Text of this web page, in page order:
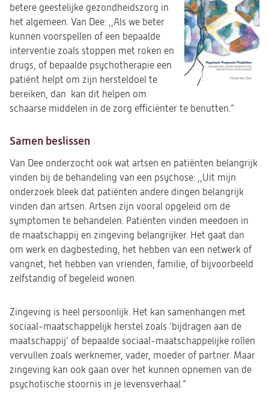
in
een
nieuwe
tab)
betere geestelijke gezondheidszorg in
het algemeen. Van Dee: ,,Als we beter
kunnen voorspellen of een bepaalde
interventie zoals stoppen met roken en
drugs, of bepaalde psychotherapie een
patiënt helpt om zijn hersteldoel te
bereiken, dan kan dit helpen om
schaarse middelen in de zorg efficiënter te benutten.”
Samen beslissen
Van Dee onderzocht ook wat artsen en patiënten belangrijk
vinden bij de behandeling van een psychose: ,,Uit mijn
onderzoek bleek dat patiënten andere dingen belangrijk
vinden dan artsen. Artsen zijn vooral opgeleid om de
symptomen te behandelen. Patiënten vinden meedoen in
de maatschappij en zingeving belangrijker. Het gaat dan
om werk en dagbesteding, het hebben van een netwerk of
vangnet, het hebben van vrienden, familie, of bijvoorbeeld
zelfstandig of begeleid wonen.
Zingeving is heel persoonlijk. Het kan samenhangen met
sociaal-maatschappelijk herstel zoals ‘bijdragen aan de
maatschappij’ of bepaalde sociaal-maatschappelijke rollen
vervullen zoals werknemer, vader, moeder of partner. Maar
zingeving kan ook gaan over het kunnen opnemen van de
psychotische stoornis in je levensverhaal.“